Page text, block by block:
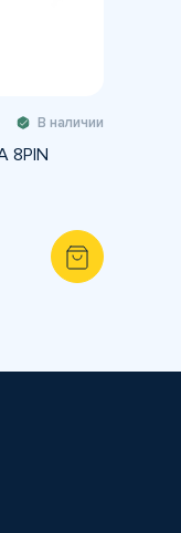
В наличии
8PIN